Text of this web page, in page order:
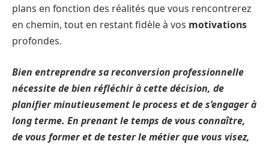
plans en fonction des réalités que vous rencontrerez
en chemin, tout en restant fidèle à vos motivations
profondes.
Bien entreprendre sa reconversion professionnelle
nécessite de bien réfléchir à cette décision, de
planifier minutieusement le process et de s’engager à
long terme. En prenant le temps de vous connaître,
de vous former et de tester le métier que vous visez,